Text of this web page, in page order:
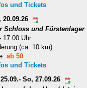
und Tickets
20.09.26
Schloss und Fürstenlager
17:00 Uhr
(ca. 10 km)
ab 50
und Tickets
So, 27.09.26